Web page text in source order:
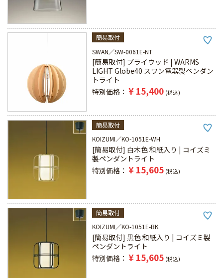
簡易取付
SWAN
SW-0061E-NT
[簡易取付] プライウッド | WARMS
LIGHT Globe40 スワン電器製ペンダン
トライト
特別価格
¥ 15,400 税込
簡易取付
KOIZUMI
KO-1051E-WH
[簡易取付] 白木色 和紙入り | コイズミ
製ペンダントライト
特別価格
¥ 15,605 税込
簡易取付
KOIZUMI
KO-1051E-BK
[簡易取付] 黒色 和紙入り | コイズミ製
ペンダントライト
特別価格
¥ 15,605 税込